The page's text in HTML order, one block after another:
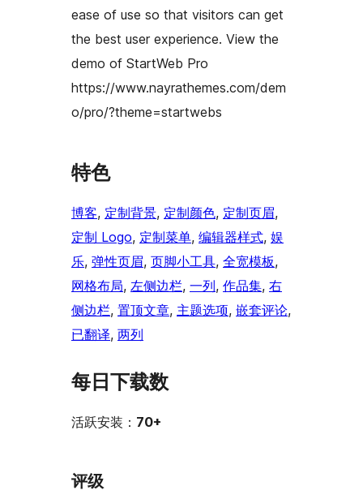
ease of use so that visitors can get
the best user experience. View the
demo of StartWeb Pro
https://www.nayrathemes.com/dem
o/pro/?theme=startwebs
特色
博客, 定制背景, 定制颜色, 定制页眉
定制 Logo, 定制菜单, 编辑器样式, 娱
乐, 弹性页眉, 页脚小工具, 全宽模板
网格布局, 左侧边栏, 一列, 作品集, 右
侧边栏, 置顶文章, 主题选项, 嵌套评论
已翻译, 两列
每日下载数
活跃安装： 70+
评级